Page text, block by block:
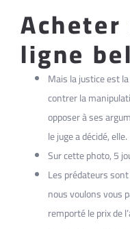
ligne
Mais la justice est
contrer la
opposer à ses
le juge a décidé, elle.
Sur cette photo, 5
Les prédateurs
nous voulons vous
remporté le prix de